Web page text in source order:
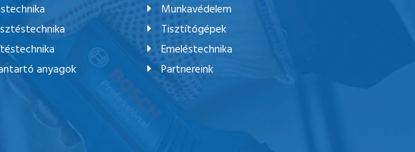
anyagok
Munkavédelem
Tisztítógépek
Emeléstechnika
Partnereink